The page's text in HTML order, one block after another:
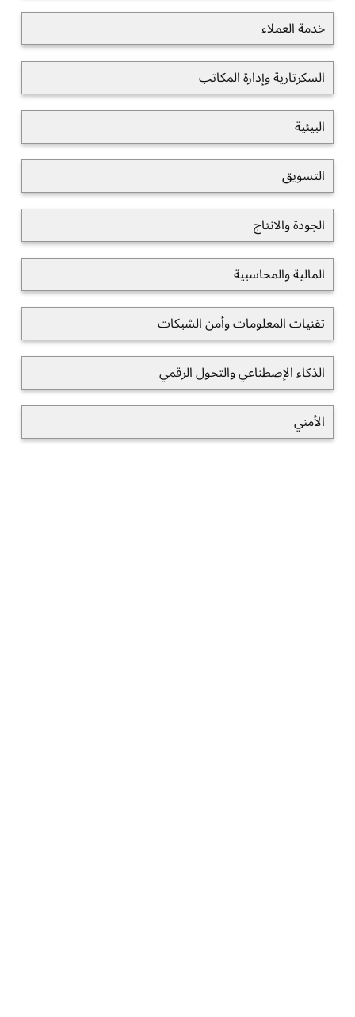
خدمة العملاء
السكرتارية وإدارة المكاتب
البيئية
التسويق
الجودة والانتاج
المالية والمحاسبية
تقنيات المعلومات وأمن الشبكات
الذكاء الإصطناعي والتحول الرقمي
الأمني